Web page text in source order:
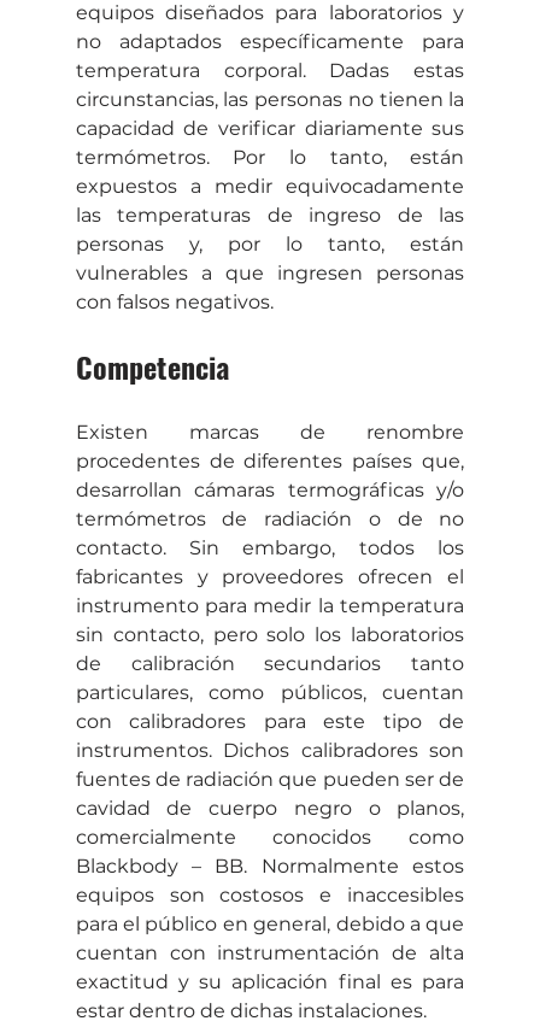
equipos diseñados para laboratorios y
no adaptados específicamente para
temperatura corporal. Dadas estas
circunstancias, las personas no tienen la
capacidad de verificar diariamente sus
termómetros. Por lo tanto, están
expuestos a medir equivocadamente
las temperaturas de ingreso de las
personas y, por lo tanto, están
vulnerables a que ingresen personas
con falsos negativos.
Competencia
Existen marcas de renombre
procedentes de diferentes países que,
desarrollan cámaras termográficas y/o
termómetros de radiación o de no
contacto. Sin embargo, todos los
fabricantes y proveedores ofrecen el
instrumento para medir la temperatura
sin contacto, pero solo los laboratorios
de calibración secundarios tanto
particulares, como públicos, cuentan
con calibradores para este tipo de
instrumentos. Dichos calibradores son
fuentes de radiación que pueden ser de
cavidad de cuerpo negro o planos,
comercialmente conocidos como
Blackbody – BB. Normalmente estos
equipos son costosos e inaccesibles
para el público en general, debido a que
cuentan con instrumentación de alta
exactitud y su aplicación final es para
estar dentro de dichas instalaciones.